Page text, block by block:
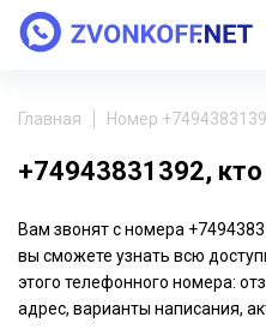
Главная Номер
+74943831392, кто
Вам звонят с номера
вы сможете узнать всю
этого телефонного номера:
адрес, варианты написания,